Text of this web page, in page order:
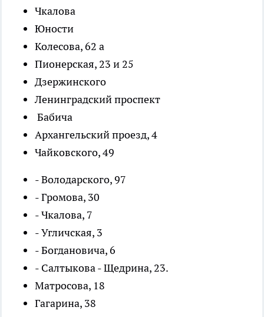
Чкалова
Юности
Колесова, 62 а
Пионерская, 23 и 25
Дзержинского
Ленинградский проспект
Бабича
Архангельский проезд, 4
Чайковского, 49
- Володарского, 97
- Громова, 30
- Чкалова, 7
- Угличская, 3
- Богдановича, 6
- Салтыкова - Щедрина, 23.
Матросова, 18
Гагарина, 38